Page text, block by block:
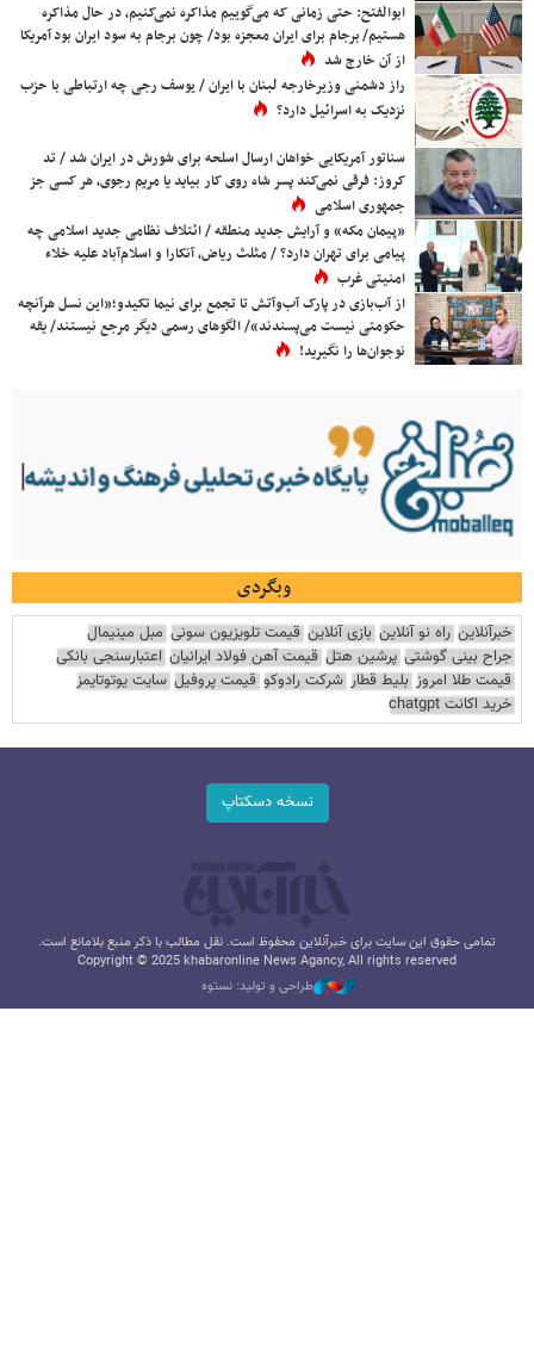
ابوالفتح: حتی زمانی که می‌گوییم مذاکره نمی‌کنیم، در حال مذاکره
هستیم/ برجام برای ایران معجزه بود/ چون برجام به سود ایران بود آمریکا
از آن خارج شد
راز دشمنی وزیرخارجه لبنان با ایران / یوسف رجی چه ارتباطی با حزب
نزدیک به اسرائیل دارد؟
سناتور آمریکایی خواهان ارسال اسلحه برای شورش در ایران شد / تد
کروز: فرقی نمی‌کند پسر شاه روی کار بیاید یا مریم رجوی، هر کسی جز
جمهوری اسلامی
«پیمان مکه» و آرایش جدید منطقه / ائتلاف نظامی جدید اسلامی چه
پیامی برای تهران دارد؟ / مثلث ریاض، آنکارا و اسلام‌آباد علیه خلاء
امنیتی غرب
از آب‌بازی در پارک آب‌وآتش تا تجمع برای نیما تکیدو؛«این نسل هرآنچه
حکومتی نیست می‌پسندند»/ الگوهای رسمی دیگر مرجع نیستند/ یقه
نوجوان‌ها را نگیرید!
وبگردی
خبرآنلاین راه نو آنلاین بازی آنلاین قیمت تلویزیون سونی مبل مینیمال
جراح بینی گوشتی پرشین هتل قیمت آهن فولاد ایرانیان اعتبارسنجی بانکی
قیمت طلا امروز بلیط قطار شرکت رادوکو قیمت پروفیل سایت یوتوتایمز
خرید اکانت chatgpt
نسخه دسکتاپ
تمامی حقوق این سایت برای خبرآنلاین محفوظ است. نقل مطالب با ذکر منبع بلامانع است.
Copyright © 2025 khabaronline News Agancy, All rights reserved
طراحی و تولید: نستوه